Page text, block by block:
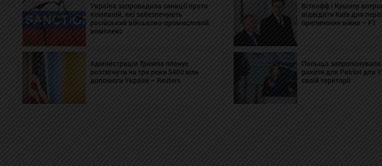
Україна запровадила санкції проти
компаній, які забезпечують
російський військово-промисловий
комплекс
Віткофф і Кушнер
відвідати Київ для
припинення війни – FT
Адміністрація Трампа планує
розтягнути на три роки $400 млн
допомоги Україні – Reuters
Польща
ракети для Patriot для
своїй території